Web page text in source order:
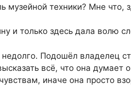
музейной техники? Мне что,
и только здесь дала волю
Подошёл владелец
всё, что она думает
иначе она просто